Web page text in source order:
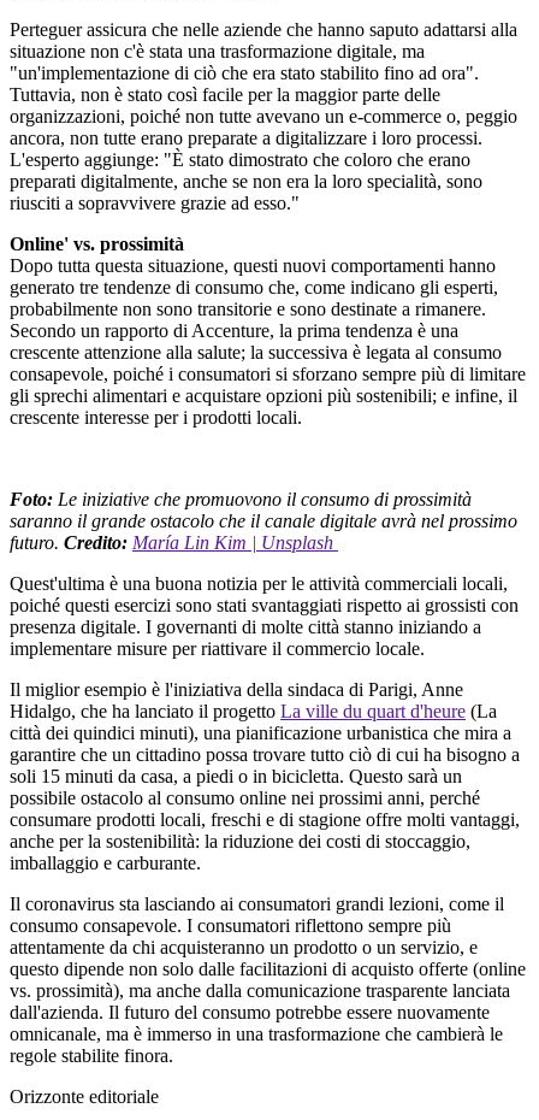
Perteguer assicura che nelle aziende che hanno saputo adattarsi alla
situazione non c'è stata una trasformazione digitale, ma
"un'implementazione di ciò che era stato stabilito fino ad ora".
Tuttavia, non è stato così facile per la maggior parte delle
organizzazioni, poiché non tutte avevano un e-commerce o, peggio
ancora, non tutte erano preparate a digitalizzare i loro processi.
L'esperto aggiunge: "È stato dimostrato che coloro che erano
preparati digitalmente, anche se non era la loro specialità, sono
riusciti a sopravvivere grazie ad esso."
Online' vs. prossimità
Dopo tutta questa situazione, questi nuovi comportamenti hanno
generato tre tendenze di consumo che, come indicano gli esperti,
probabilmente non sono transitorie e sono destinate a rimanere.
Secondo un rapporto di Accenture, la prima tendenza è una
crescente attenzione alla salute; la successiva è legata al consumo
consapevole, poiché i consumatori si sforzano sempre più di limitare
gli sprechi alimentari e acquistare opzioni più sostenibili; e infine, il
crescente interesse per i prodotti locali.
Foto: Le iniziative che promuovono il consumo di prossimità
saranno il grande ostacolo che il canale digitale avrà nel prossimo
futuro. Credito: María Lin Kim | Unsplash
Quest'ultima è una buona notizia per le attività commerciali locali,
poiché questi esercizi sono stati svantaggiati rispetto ai grossisti con
presenza digitale. I governanti di molte città stanno iniziando a
implementare misure per riattivare il commercio locale.
Il miglior esempio è l'iniziativa della sindaca di Parigi, Anne
Hidalgo, che ha lanciato il progetto La ville du quart d'heure (La
città dei quindici minuti), una pianificazione urbanistica che mira a
garantire che un cittadino possa trovare tutto ciò di cui ha bisogno a
soli 15 minuti da casa, a piedi o in bicicletta. Questo sarà un
possibile ostacolo al consumo online nei prossimi anni, perché
consumare prodotti locali, freschi e di stagione offre molti vantaggi,
anche per la sostenibilità: la riduzione dei costi di stoccaggio,
imballaggio e carburante.
Il coronavirus sta lasciando ai consumatori grandi lezioni, come il
consumo consapevole. I consumatori riflettono sempre più
attentamente da chi acquisteranno un prodotto o un servizio, e
questo dipende non solo dalle facilitazioni di acquisto offerte (online
vs. prossimità), ma anche dalla comunicazione trasparente lanciata
dall'azienda. Il futuro del consumo potrebbe essere nuovamente
omnicanale, ma è immerso in una trasformazione che cambierà le
regole stabilite finora.
Orizzonte editoriale